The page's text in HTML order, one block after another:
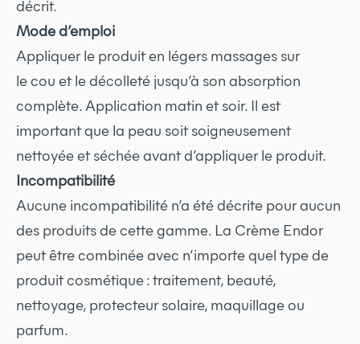
décrit.
Mode d’emploi
Appliquer le produit en légers massages sur
le cou et le décolleté jusqu’à son absorption
complète. Application matin et soir. Il est
important que la peau soit soigneusement
nettoyée et séchée avant d’appliquer le produit.
Incompatibilité
Aucune incompatibilité n’a été décrite pour aucun
des produits de cette gamme. La Crème Endor
peut être combinée avec n’importe quel type de
produit cosmétique : traitement, beauté,
nettoyage, protecteur solaire, maquillage ou
parfum.